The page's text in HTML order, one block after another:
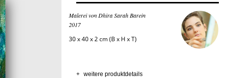
Malerei von Dhira Sarah Barein
2017
30 x 40 x 2 cm (B x H x T)
+ weitere produktdetails